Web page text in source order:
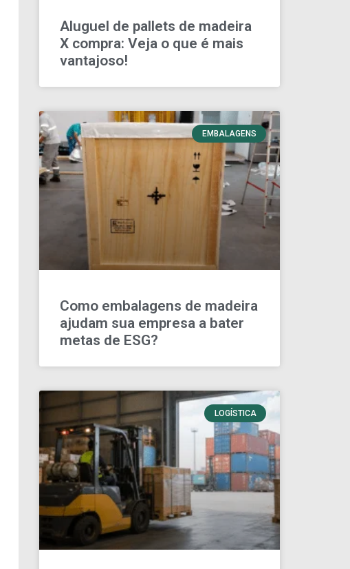
Aluguel de pallets de madeira
X compra: Veja o que é mais
vantajoso!
EMBALAGENS
Como embalagens de madeira
ajudam sua empresa a bater
metas de ESG?
LOGÍSTICA